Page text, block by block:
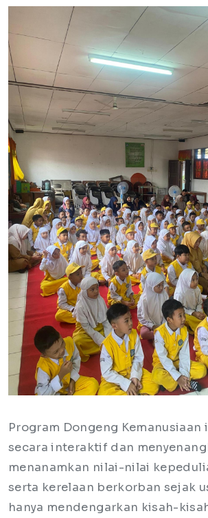
​Program Dongeng Kemanusiaan
secara interaktif dan
menanamkan nilai-nilai
serta kerelaan berkorban sejak
hanya mendengarkan kisah-